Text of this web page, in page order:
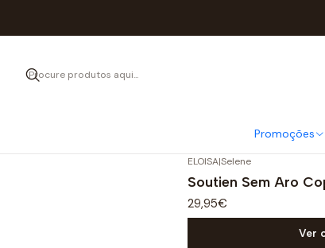
Promoções
ELOISA|Selene
Soutien Sem Aro
29,95€
Ver